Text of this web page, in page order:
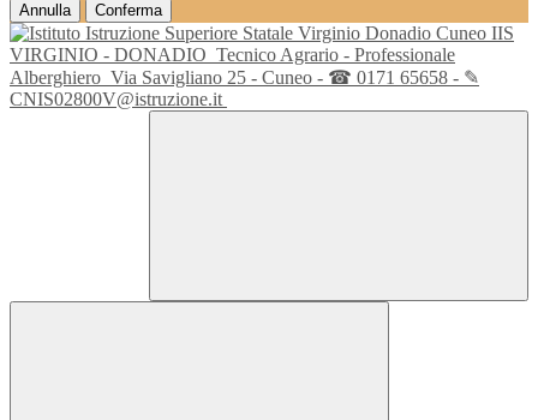
Annulla Conferma
IIS
VIRGINIO - DONADIO Tecnico Agrario - Professionale
Alberghiero Via Savigliano 25 - Cuneo - ☎ 0171 65658 - ✎
CNIS02800V@istruzione.it